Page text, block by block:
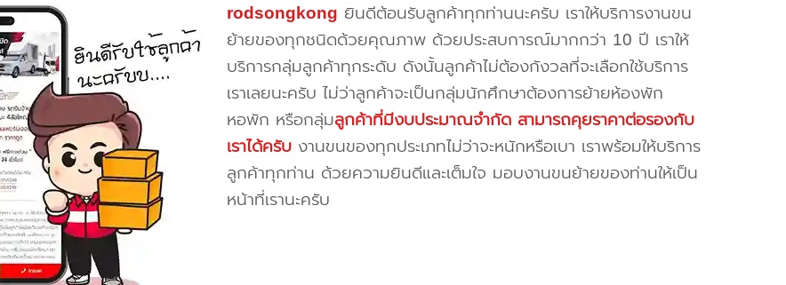
rodsongkong ยินดีต้อนรับลูกค้าทุกท่านนะครับ เราให้บริการงานขน
ย้ายของทุกชนิดด้วยคุณภาพ ด้วยประสบการณ์มากกว่า 10 ปี เราให้
บริการกลุ่มลูกค้าทุกระดับ ดังนั้นลูกค้าไม่ต้องกังวลที่จะเลือกใช้บริการ
เราเลยนะครับ ไม่ว่าลูกค้าจะเป็นกลุ่มนักศึกษาต้องการย้ายห้องพัก
หอพัก หรือกลุ่มลูกค้าที่มีงบประมาณจำกัด สามารถคุยราคาต่อรองกับ
เราได้ครับงานขนของทุกประเภทไม่ว่าจะหนักหรือเบา เราพร้อมให้บริการ
ลูกค้าทุกท่าน ด้วยความยินดีและเต็มใจ มอบงานขนย้ายของท่านให้เป็น
หน้าที่เรานะครับ